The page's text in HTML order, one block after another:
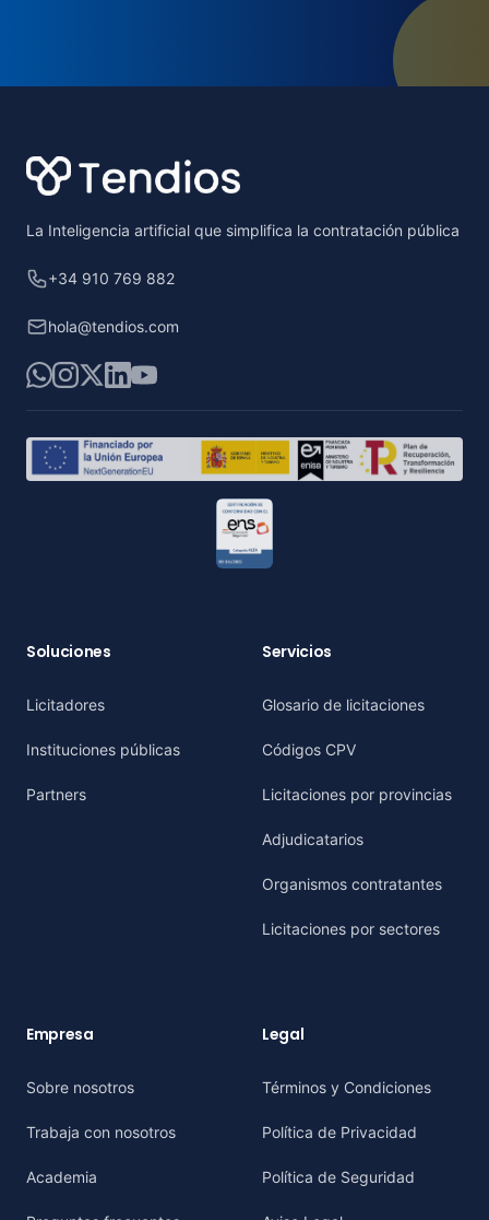
La Inteligencia artificial que simplifica la contratación pública
+34 910 769 882
hola@tendios.com
WhatsApp
Instagram
X LinkedIn
YouTube
Soluciones
Licitadores
Instituciones públicas
Partners
Servicios
Glosario de licitaciones
Códigos CPV
Licitaciones por provincias
Adjudicatarios
Organismos contratantes
Licitaciones por sectores
Empresa
Sobre nosotros
Trabaja con nosotros
Academia
Legal
Términos y Condiciones
Política de Privacidad
Política de Seguridad